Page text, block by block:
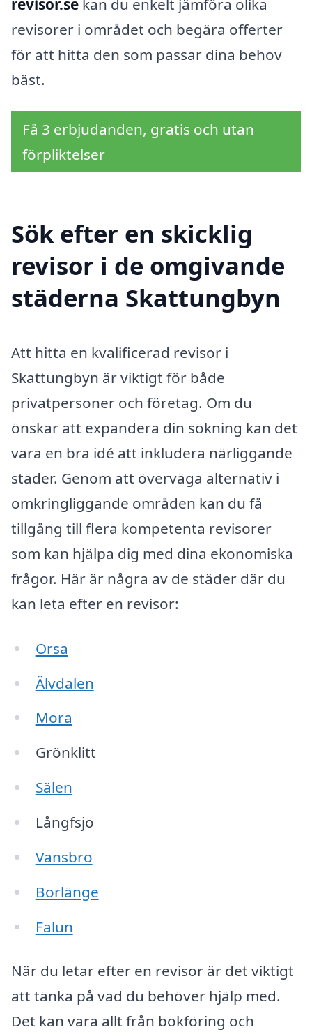
revisor.se kan du enkelt jämföra olika
revisorer i området och begära offerter
för att hitta den som passar dina behov
bäst.
Få 3 erbjudanden, gratis och utan
förpliktelser
Sök efter en skicklig
revisor i de omgivande
städerna Skattungbyn
Att hitta en kvalificerad revisor i
Skattungbyn är viktigt för både
privatpersoner och företag. Om du
önskar att expandera din sökning kan det
vara en bra idé att inkludera närliggande
städer. Genom att överväga alternativ i
omkringliggande områden kan du få
tillgång till flera kompetenta revisorer
som kan hjälpa dig med dina ekonomiska
frågor. Här är några av de städer där du
kan leta efter en revisor:
Orsa
Älvdalen
Mora
Grönklitt
Sälen
Långfsjö
Vansbro
Borlänge
Falun
När du letar efter en revisor är det viktigt
att tänka på vad du behöver hjälp med.
Det kan vara allt från bokföring och